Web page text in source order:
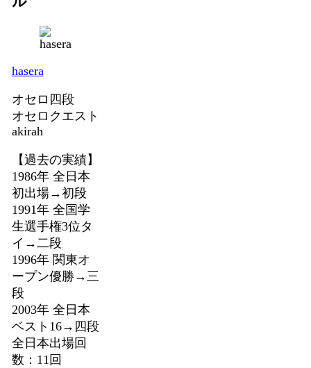
hasera
オセロ四段
オセロクエスト
akirah
【過去の実績】
1986年 全日本
初出場→初段
1991年 全国学
生選手権3位タ
イ→二段
1996年 関東オ
ープン優勝→三
段
2003年 全日本
ベスト16→四段
全日本出場回
数：11回